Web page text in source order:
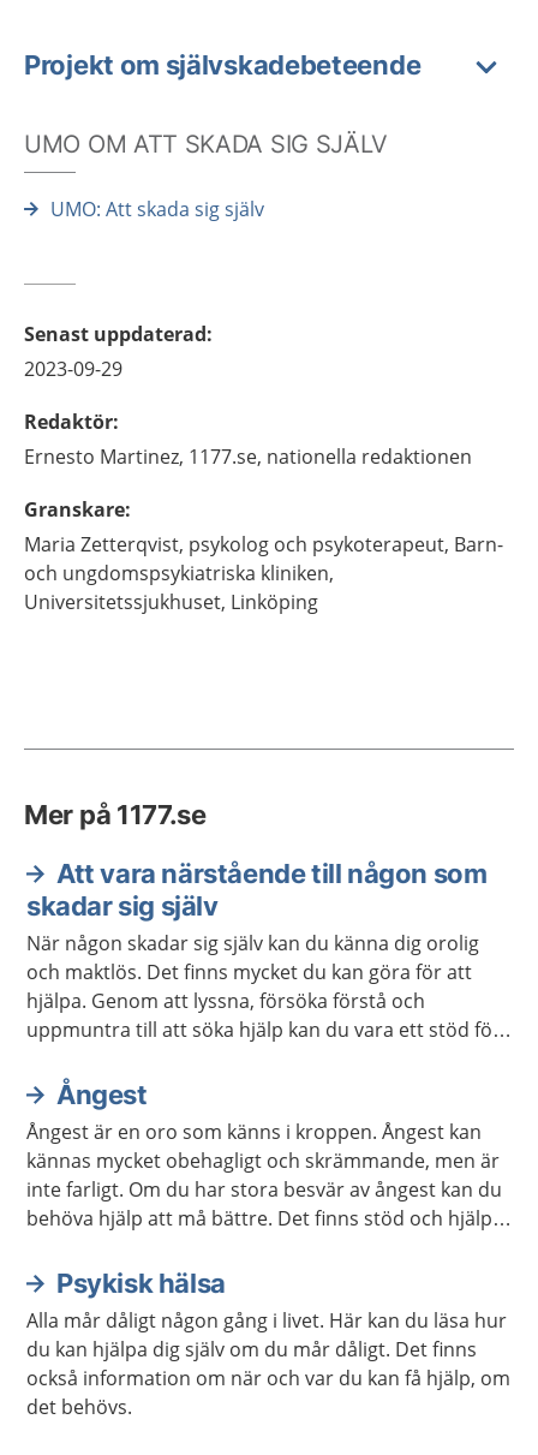
Projekt om självskadebeteende
UMO OM ATT SKADA SIG SJÄLV
UMO: Att skada sig själv
Senast uppdaterad:
2023-09-29
Redaktör:
Ernesto Martinez, 1177.se, nationella redaktionen
Granskare:
Maria Zetterqvist, psykolog och psykoterapeut, Barn-
och ungdomspsykiatriska kliniken,
Universitetssjukhuset, Linköping
Mer på 1177.se
Att vara närstående till någon som
skadar sig själv
När någon skadar sig själv kan du känna dig orolig
och maktlös. Det finns mycket du kan göra för att
hjälpa. Genom att lyssna, försöka förstå och
uppmuntra till att söka hjälp kan du vara ett stöd för
för att orka vara ett bra stöd.
Ångest
Ångest är en oro som känns i kroppen. Ångest kan
kännas mycket obehagligt och skrämmande, men är
inte farligt. Om du har stora besvär av ångest kan du
behöva hjälp att må bättre. Det finns stöd och hjälp
Psykisk hälsa
Alla mår dåligt någon gång i livet. Här kan du läsa hur
du kan hjälpa dig själv om du mår dåligt. Det finns
också information om när och var du kan få hjälp, om
det behövs.